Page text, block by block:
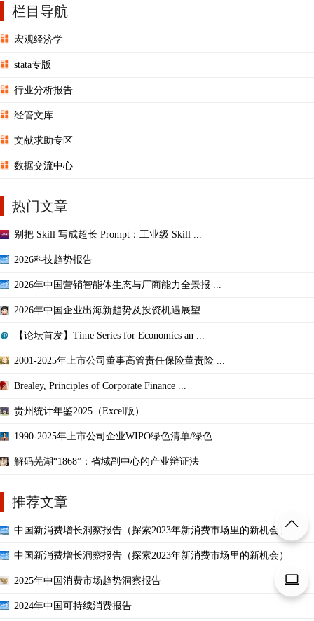
栏目导航
宏观经济学
stata专版
行业分析报告
经管文库
文献求助专区
数据交流中心
热门文章
别把 Skill 写成超长 Prompt：工业级 Skill ...
2026科技趋势报告
2026年中国营销智能体生态与厂商能力全景报 ...
2026年中国企业出海新趋势及投资机遇展望
【论坛首发】Time Series for Economics an ...
2001-2025年上市公司董事高管责任保险董责险 ...
Brealey, Principles of Corporate Finance ...
贵州统计年鉴2025（Excel版）
1990-2025年上市公司企业WIPO绿色清单/绿色 ...
解码芜湖“1868”：省域副中心的产业辩证法
推荐文章
中国新消费增长洞察报告（探索2023年新消费市场里的新机会）
中国新消费增长洞察报告（探索2023年新消费市场里的新机会）
2025年中国消费市场趋势洞察报告
2024年中国可持续消费报告